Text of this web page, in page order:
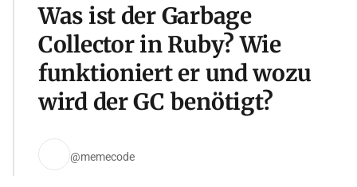
Was ist der Garbage
Collector in Ruby? Wie
funktioniert er und wozu
wird der GC benötigt?
@memecode